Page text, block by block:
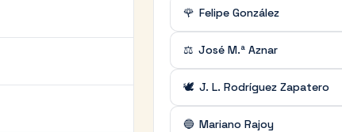
🌹 Felipe González
⚖️ José M.ª Aznar
🕊️ J. L. Rodríguez Zapatero
🔵 Mariano Rajoy